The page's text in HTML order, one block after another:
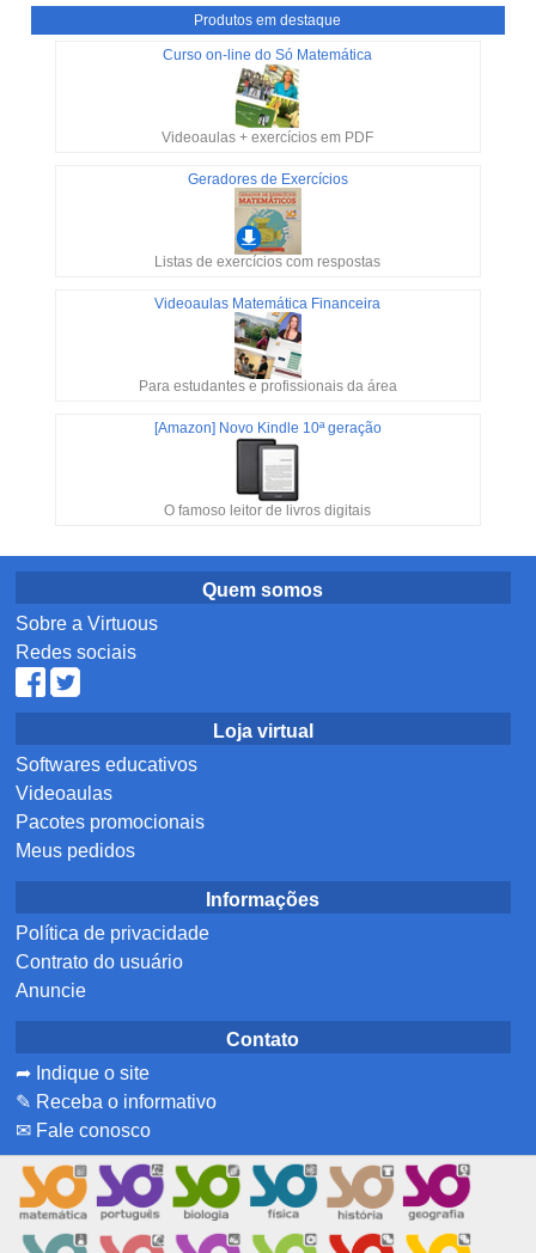
Produtos em destaque
Curso on-line do Só Matemática
Videoaulas + exercícios em PDF
Geradores de Exercícios
Listas de exercícios com respostas
Videoaulas Matemática Financeira
Para estudantes e profissionais da área
[Amazon] Novo Kindle 10ª geração
O famoso leitor de livros digitais
Quem somos
Sobre a Virtuous
Redes sociais
Loja virtual
Softwares educativos
Videoaulas
Pacotes promocionais
Meus pedidos
Informações
Política de privacidade
Contrato do usuário
Anuncie
Contato
➦ Indique o site
✎ Receba o informativo
✉ Fale conosco